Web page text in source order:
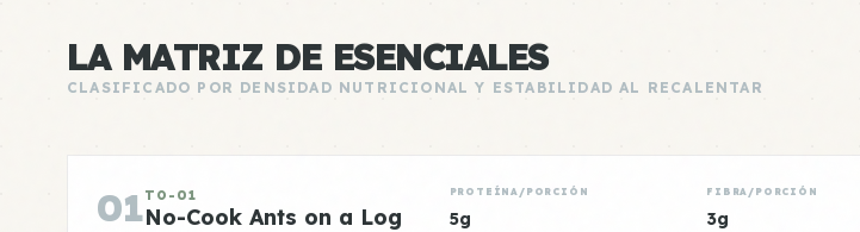
LA MATRIZ DE ESENCIALES
CLASIFICADO POR DENSIDAD NUTRICIONAL Y ESTABILIDAD AL RECALENTAR
01TO-01
No-Cook Ants on a Log
PROTEÍNA/PORCIÓN
5g
FIBRA/PORCIÓN
3g